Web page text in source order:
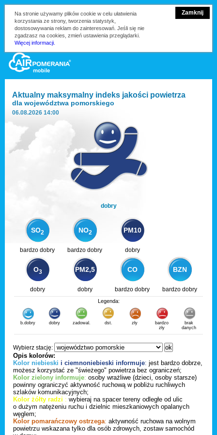
Zamknij
Na stronie używamy plików cookie w celu ułatwienia
korzystania ze strony, tworzenia statystyk,
dostosowywania reklam do zainteresowań. Jeśli się nie
zgadzasz na cookies, zmień ustawienia przeglądarki.
Więcej informacji.
Aktualny maksymalny indeks jakości powietrza
dla województwa pomorskiego
06.08.2026 14:00
dobry
SO2 NO2 PM10
bardzo dobry bardzo dobry dobry
O3 PM2,5 CO BZN
dobry dobry bardzo dobry bardzo dobry
Legenda:
b.dobry dobry zadowal. dst. zły
bardzo
zły
brak
danych
Wybierz stację:
Opis kolorów:
Kolor niebieski i ciemnoniebieski informuje: jest bardzo dobrze,
możesz korzystać ze "świeżego" powietrza bez ograniczeń;
Kolor zielony informuje: osoby wrażliwe (dzieci, osoby starsze)
powinny ograniczyć aktywność ruchową w pobliżu ruchliwych
szlaków komunikacyjnych;
Kolor żółty radzi : wybieraj na spacer tereny odległe od ulic
o dużym natężeniu ruchu i dzielnic mieszkaniowych opalanych
węglem;
Kolor pomarańczowy ostrzega: aktywność ruchowa na wolnym
powietrzu wskazana tylko dla osób zdrowych, zostaw samochód